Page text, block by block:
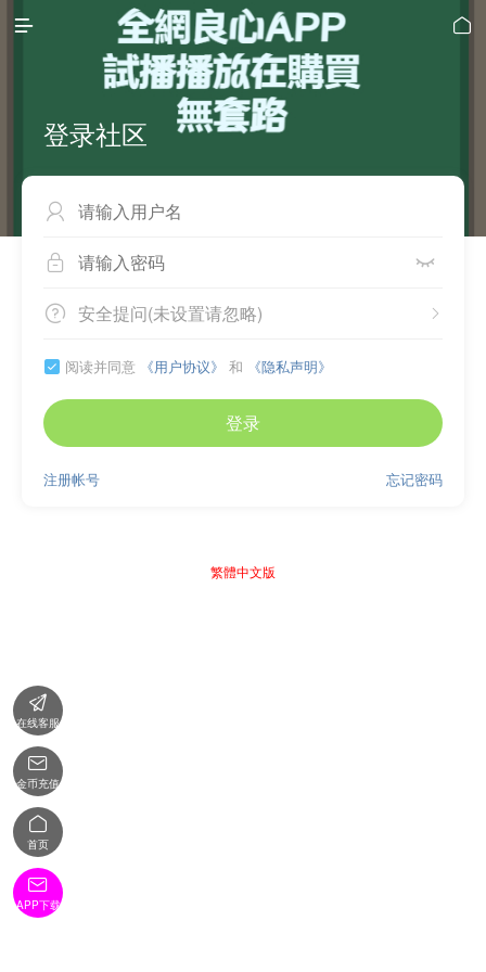
 
登录社区

 
 
安全提问(未设置请忽略)
 阅读并同意 《用户协议》 和 《隐私声明》
登录
忘记密码
注册帐号
繁體中文版

在线客服

金币充值

首页

APP下载